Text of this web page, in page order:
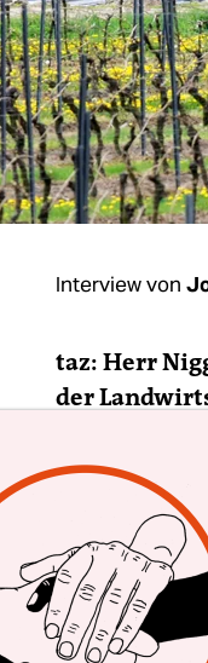
Interview von
taz: Herr
der
einfacher
Verfahren.
Urs Niggli:
Technologie
sollte man